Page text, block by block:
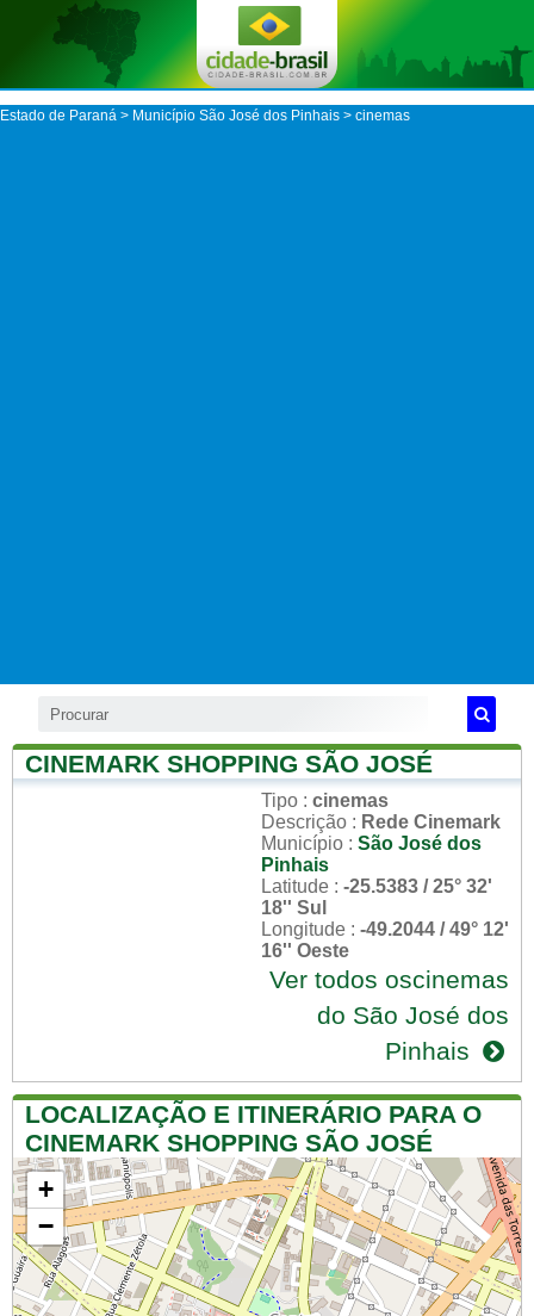
Estado de Paraná > Município São José dos Pinhais > cinemas
CINEMARK SHOPPING SÃO JOSÉ
Tipo : cinemas
Descrição : Rede Cinemark
Município : São José dos
Pinhais
Latitude : -25.5383 / 25° 32'
18'' Sul
Longitude : -49.2044 / 49° 12'
16'' Oeste
Ver todos oscinemas
do São José dos
Pinhais
LOCALIZAÇÃO E ITINERÁRIO PARA O
CINEMARK SHOPPING SÃO JOSÉ
+
−